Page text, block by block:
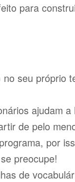
para
seu próprio
ajudam
de pelo
por
preocupe!
de